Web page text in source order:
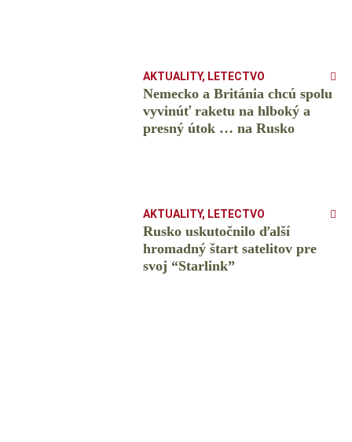
AKTUALITY, LETECTVO
Nemecko a Británia chcú spolu
vyvinúť raketu na hlboký a
presný útok … na Rusko
AKTUALITY, LETECTVO
Rusko uskutočnilo ďalší
hromadný štart satelitov pre
svoj “Starlink”